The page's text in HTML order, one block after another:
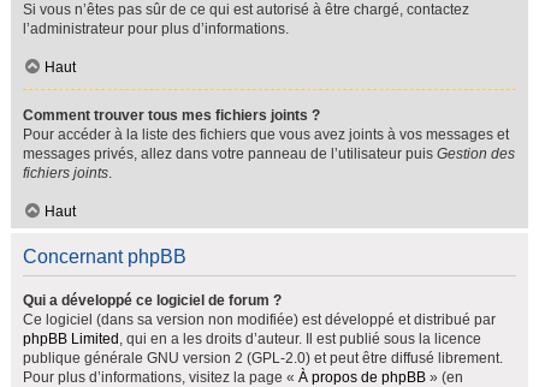
Si vous n’êtes pas sûr de ce qui est autorisé à être chargé, contactez
l’administrateur pour plus d’informations.
Haut
Comment trouver tous mes fichiers joints ?
Pour accéder à la liste des fichiers que vous avez joints à vos messages et
messages privés, allez dans votre panneau de l’utilisateur puis Gestion des
fichiers joints.
Haut
Concernant phpBB
Qui a développé ce logiciel de forum ?
Ce logiciel (dans sa version non modifiée) est développé et distribué par
phpBB Limited , qui en a les droits d’auteur. Il est publié sous la licence
publique générale GNU version 2 (GPL-2.0) et peut être diffusé librement.
Pour plus d’informations, visitez la page « À propos de phpBB » (en